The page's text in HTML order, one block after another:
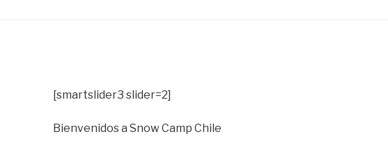
[smartslider3 slider=2]
Bienvenidos a Snow Camp Chile